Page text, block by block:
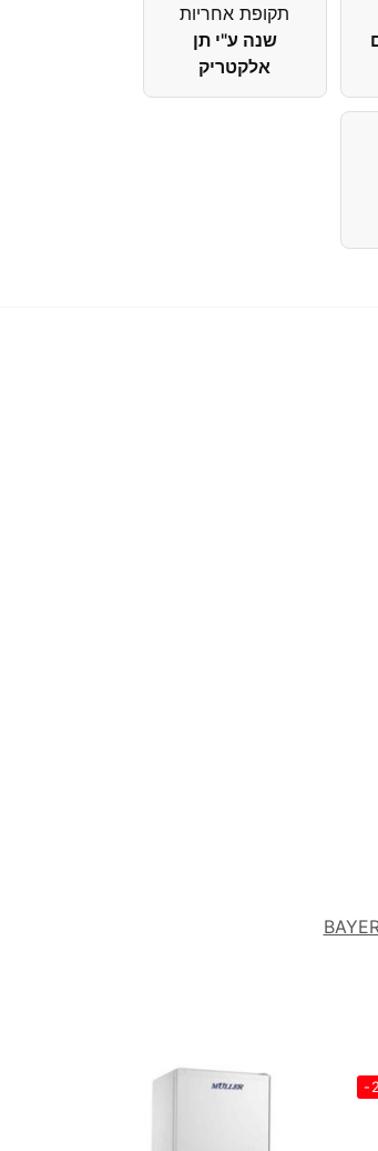
תקופת אחריות
שנה ע"י תן
אלקטריק
-